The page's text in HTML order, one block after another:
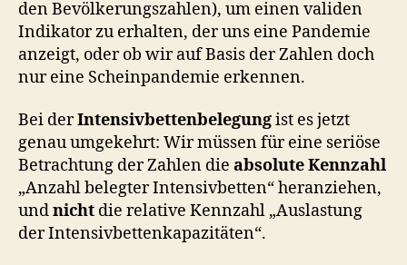
den Bevölkerungszahlen), um einen validen
Indikator zu erhalten, der uns eine Pandemie
anzeigt, oder ob wir auf Basis der Zahlen doch
nur eine Scheinpandemie erkennen.
Bei derIntensivbettenbelegungist es jetzt
genau umgekehrt: Wir müssen für eine seriöse
Betrachtung der Zahlen die absolute Kennzahl
„Anzahl belegter Intensivbetten“ heranziehen,
undnicht die relative Kennzahl „Auslastung
der Intensivbettenkapazitäten“.